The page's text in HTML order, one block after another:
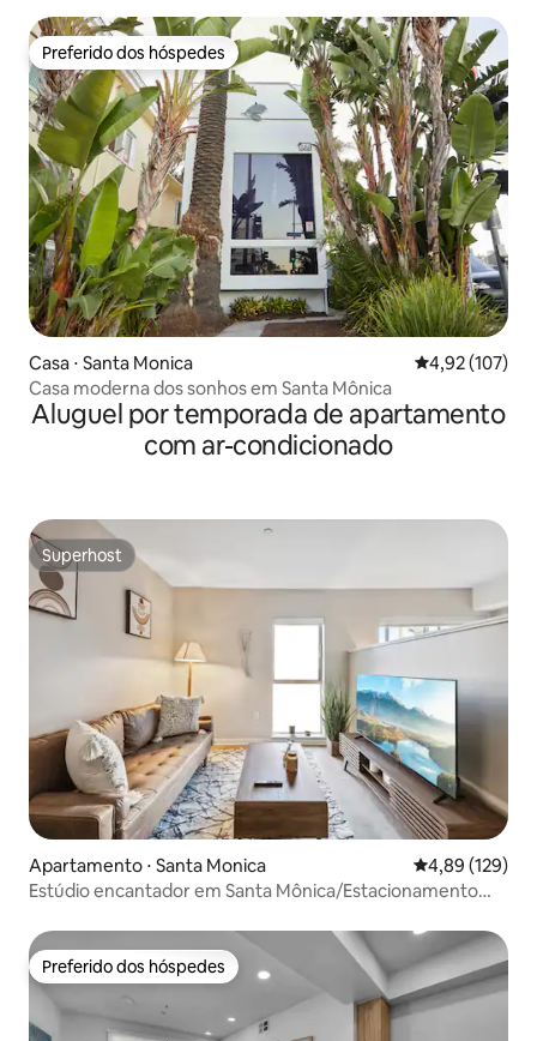
Preferido dos hóspedes
Preferido dos hóspedes
Casa ⋅ Santa Monica 4,92 de uma
4,92 (107)
Casa moderna dos sonhos em Santa Mônica
Aluguel por temporada de apartamento
com ar-condicionado
Superhost
Superhost
Apartamento ⋅ Santa Monica 4,89 de uma
4,89 (129)
Estúdio encantador em Santa Mônica/Estacionamento
Preferido dos hóspedes
Preferido dos hóspedes